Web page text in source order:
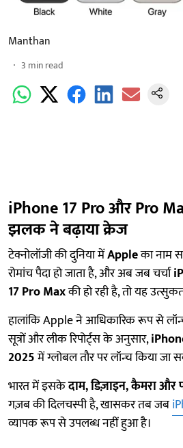
Manthan
3 min read
iPhone 17 Pro और Pro
झलक ने बढ़ाया क्रेज
टेक्नोलॉजी की दुनिया मेंAppleका नाम
रोमांच पैदा हो जाता है, और अब जब चर्चा
17 Pro Maxकी हो रही है, तो यह
हालांकि Apple ने आधिकारिक रूप से
सूत्रों और लीक रिपोर्ट्स के अनुसार,
2025में ग्लोबल तौर पर लॉन्च किया जा
भारत में इसकेदाम, डिज़ाइन, कैमरा और
गज़ब की दिलचस्पी है, खासकर तब जब
व्यापक रूप से उपलब्ध नहीं हुआ है।